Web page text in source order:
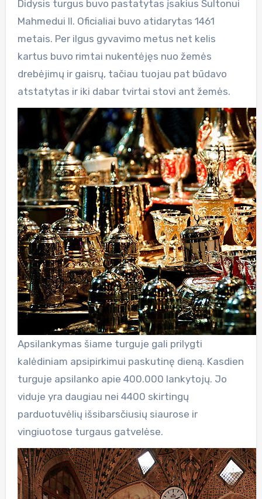
Didysis turgus buvo pastatytas įsakius Sultonui
Mahmedui II. Oficialiai buvo atidarytas 1461
metais. Per ilgus gyvavimo metus net kelis
kartus buvo rimtai nukentėjęs nuo žemės
drebėjimų ir gaisrų, tačiau tuojau pat būdavo
atstatytas ir iki dabar tvirtai stovi ant žemės.
Apsilankymas šiame turguje gali prilygti
kalėdiniam apsipirkimui paskutinę dieną. Kasdien
turguje apsilanko apie 400.000 lankytojų. Jo
viduje yra daugiau nei 4400 skirtingų
parduotuvėlių išsibarsčiusių siaurose ir
vingiuotose turgaus gatvelėse.